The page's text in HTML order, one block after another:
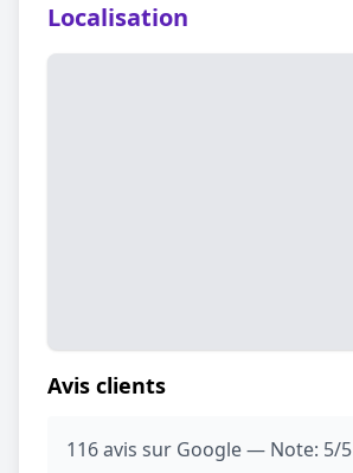
Localisation
Avis clients
116 avis sur Google — Note: 5/5